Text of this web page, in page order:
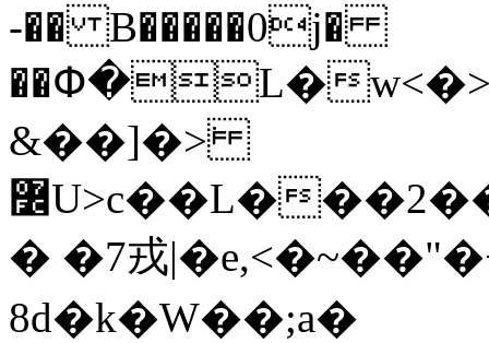
-�� B�����0j�
��Փ�L�
&��]�>͘
߼U>c��L���2��t����#���Z�~��W����K�q\/
� �7戎
8d�k�W��;a�